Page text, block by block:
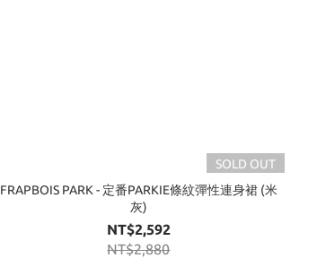
SOLD OUT
FRAPBOIS PARK - 定番PARKIE條紋彈性連身裙 (米
灰)
NT$2,592
NT$2,880